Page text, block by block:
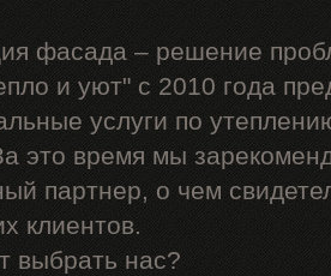
фасада – решение
и уют" с 2010 года
услуги по
это время мы
партнер, о чем
клиентов.
выбрать нас?